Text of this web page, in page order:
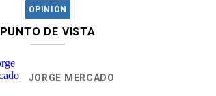
OPINIÓN
PUNTO DE VISTA
JORGE MERCADO